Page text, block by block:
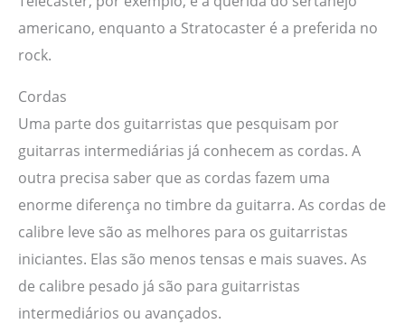
americano, enquanto a Stratocaster é a preferida no
rock.
Cordas
Uma parte dos guitarristas que pesquisam por
guitarras intermediárias já conhecem as cordas. A
outra precisa saber que as cordas fazem uma
enorme diferença no timbre da guitarra. As cordas de
calibre leve são as melhores para os guitarristas
iniciantes. Elas são menos tensas e mais suaves. As
de calibre pesado já são para guitarristas
intermediários ou avançados.